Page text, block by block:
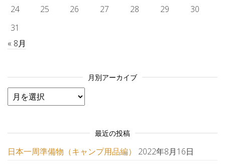
24
25 26 27 28 29
30
31
« 8月
月別アーカイブ
月別アーカイブ
最近の投稿
日本一周準備物（キャンプ用品編）
2022年8月16日